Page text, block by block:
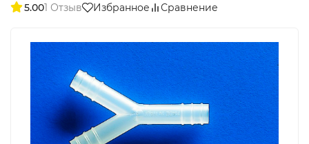
5.001 Отзыв Избранное Сравнение